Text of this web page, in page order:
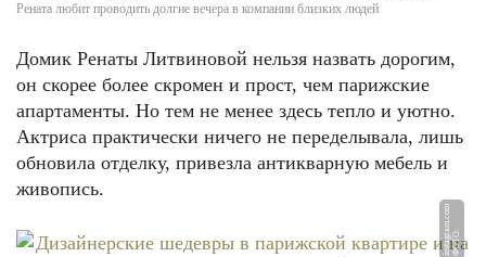
Рената любит проводить долгие вечера в компании близких людей
Домик Ренаты Литвиновой нельзя назвать дорогим,
он скорее более скромен и прост, чем парижские
апартаменты. Но тем не менее здесь тепло и уютно.
Актриса практически ничего не переделывала, лишь
обновила отделку, привезла антикварную мебель и
живопись.
Ф
О
Т
О:
i
n
st
a
g
r
a
m.
c
o
m